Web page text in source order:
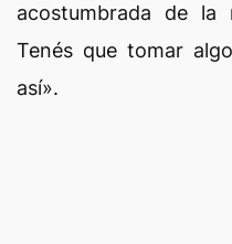
acostumbrada de
Tenés que tomar
así».